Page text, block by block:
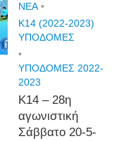
NEA •
Κ14 (2022-2023)
ΥΠΟΔΟΜΕΣ
•
ΥΠΟΔΟΜΕΣ 2022-
2023
Κ14 – 28η
αγωνιστική
Σάββατο 20-5-